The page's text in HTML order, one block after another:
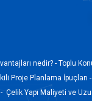
nedir? -Toplu
Proje Planlama İpuçları
Çelik Yapı Maliyeti ve